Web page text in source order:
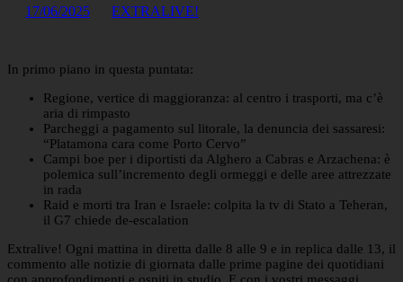
17/06/2025 EXTRALIVE!
In primo piano in questa puntata:
Regione, vertice di maggioranza: al centro i trasporti, ma c’è
aria di rimpasto
Parcheggi a pagamento sul litorale, la denuncia dei sassaresi:
“Platamona cara come Porto Cervo”
Campi boe per i diportisti da Alghero a Cabras e Arzachena: è
polemica sull’incremento degli ormeggi e delle aree attrezzate
in rada
Raid e morti tra Iran e Israele: colpita la tv di Stato a Teheran,
il G7 chiede de-escalation
Extralive! Ogni mattina in diretta dalle 8 alle 9 e in replica dalle 13, il
commento alle notizie di giornata dalle prime pagine dei quotidiani